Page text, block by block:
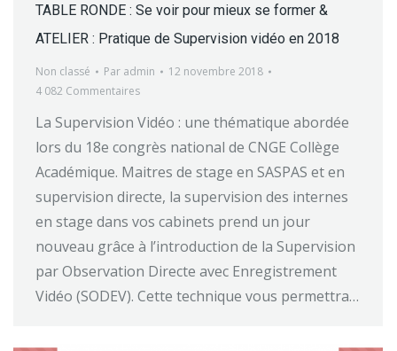
TABLE RONDE : Se voir pour mieux se former &
ATELIER : Pratique de Supervision vidéo en 2018
Non classé Par admin
12 novembre 2018
4 082 Commentaires
La Supervision Vidéo : une thématique abordée
lors du 18e congrès national de CNGE Collège
Académique. Maitres de stage en SASPAS et en
supervision directe, la supervision des internes
en stage dans vos cabinets prend un jour
nouveau grâce à l’introduction de la Supervision
par Observation Directe avec Enregistrement
Vidéo (SODEV). Cette technique vous permettra…